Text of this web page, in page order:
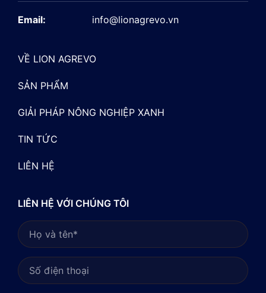
Email: info@lionagrevo.vn
VỀ LION AGREVO
SẢN PHẨM
GIẢI PHÁP NÔNG NGHIỆP XANH
TIN TỨC
LIÊN HỆ
LIÊN HỆ VỚI CHÚNG TÔI